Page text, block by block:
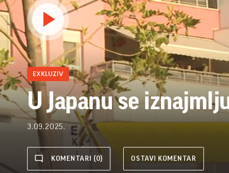
EXKLUZIV
U Japanu se
3.09.2025.
KOMENTARI (0) OSTAVI KOMENTAR